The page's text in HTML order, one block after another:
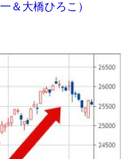
＆大橋ひろこ）